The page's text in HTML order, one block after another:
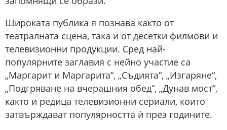
Широката публика я познава както от
театралната сцена, така и от десетки филмови и
телевизионни продукции. Сред най-
популярните заглавия с нейно участие са
„Маргарит и Маргарита“, „Съдията“, „Изгаряне“,
„Подгряване на вчерашния обед“, „Дунав мост“,
както и редица телевизионни сериали, които
затвърждават популярността ѝ през годините.